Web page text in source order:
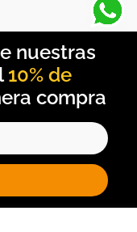
10% de